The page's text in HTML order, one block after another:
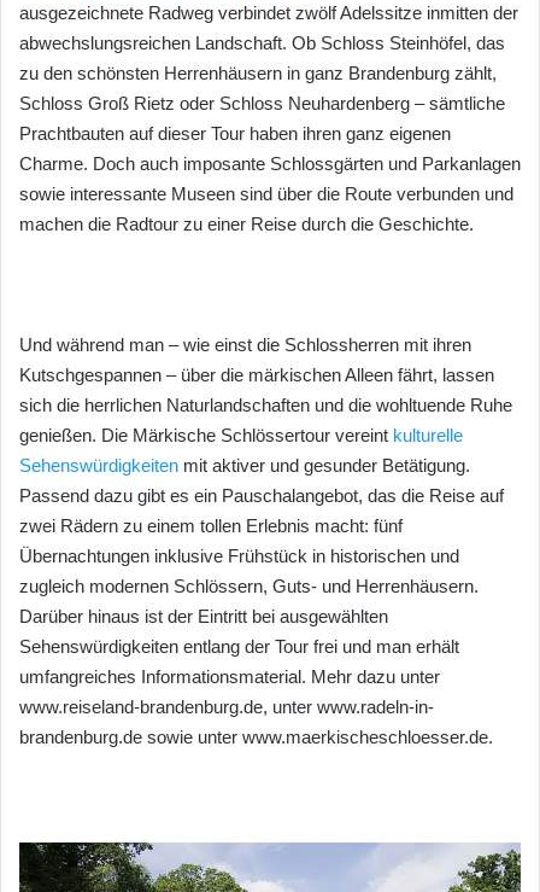
ausgezeichnete Radweg verbindet zwölf Adelssitze inmitten der
abwechslungsreichen Landschaft. Ob Schloss Steinhöfel, das
zu den schönsten Herrenhäusern in ganz Brandenburg zählt,
Schloss Groß Rietz oder Schloss Neuhardenberg – sämtliche
Prachtbauten auf dieser Tour haben ihren ganz eigenen
Charme. Doch auch imposante Schlossgärten und Parkanlagen
sowie interessante Museen sind über die Route verbunden und
machen die Radtour zu einer Reise durch die Geschichte.
Und während man – wie einst die Schlossherren mit ihren
Kutschgespannen – über die märkischen Alleen fährt, lassen
sich die herrlichen Naturlandschaften und die wohltuende Ruhe
genießen. Die Märkische Schlössertour vereint kulturelle
Sehenswürdigkeiten mit aktiver und gesunder Betätigung.
Passend dazu gibt es ein Pauschalangebot, das die Reise auf
zwei Rädern zu einem tollen Erlebnis macht: fünf
Übernachtungen inklusive Frühstück in historischen und
zugleich modernen Schlössern, Guts- und Herrenhäusern.
Darüber hinaus ist der Eintritt bei ausgewählten
Sehenswürdigkeiten entlang der Tour frei und man erhält
umfangreiches Informationsmaterial. Mehr dazu unter
www.reiseland-brandenburg.de, unter www.radeln-in-
brandenburg.de sowie unter www.maerkischeschloesser.de.